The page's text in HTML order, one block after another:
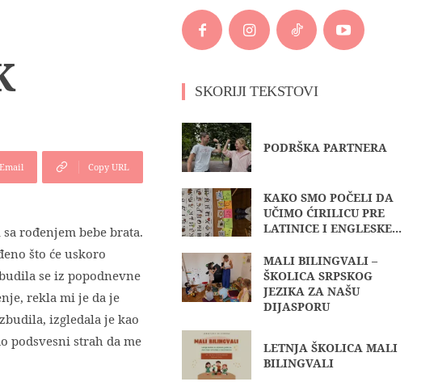
Email Copy URL
rođenjem bebe brata.
što će uskoro
se iz popodnevne
rekla mi je da je
izgledala je kao
podsvesni strah da me
SKORIJI TEKSTOVI
PODRŠKA PARTNERA
KAKO SMO POČELI DA
UČIMO ĆIRILICU PRE
LATINICE I ENGLESKE...
MALI BILINGVALI –
ŠKOLICA SRPSKOG
JEZIKA ZA NAŠU
DIJASPORU
LETNJA ŠKOLICA MALI
BILINGVALI